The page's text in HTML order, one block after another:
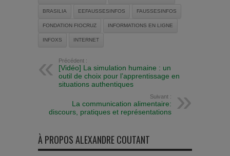
BRASILIA EEFAUSSESINFOS FAUSSESINFOS
FONDATION FIOCRUZ INFORMATIONS EN LIGNE
INFOXS INTERNET
Précédent :
[Vidéo] La simulation humaine : un
outil de choix pour l’apprentissage en
situations authentiques
Suivant :
La communication alimentaire:
discours, pratiques et représentations
À PROPOS ALEXANDRE COUTANT